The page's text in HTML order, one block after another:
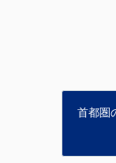
首都圏